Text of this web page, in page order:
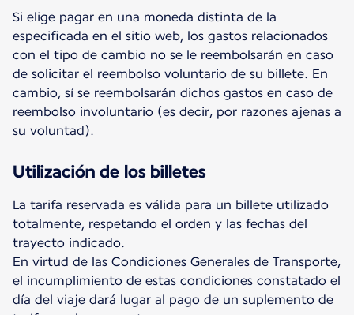
Si elige pagar en una moneda distinta de la
especificada en el sitio web, los gastos relacionados
con el tipo de cambio no se le reembolsarán en caso
de solicitar el reembolso voluntario de su billete. En
cambio, sí se reembolsarán dichos gastos en caso de
reembolso involuntario (es decir, por razones ajenas a
su voluntad).
Utilización de los billetes
La tarifa reservada es válida para un billete utilizado
totalmente, respetando el orden y las fechas del
trayecto indicado.
En virtud de las Condiciones Generales de Transporte,
el incumplimiento de estas condiciones constatado el
día del viaje dará lugar al pago de un suplemento de